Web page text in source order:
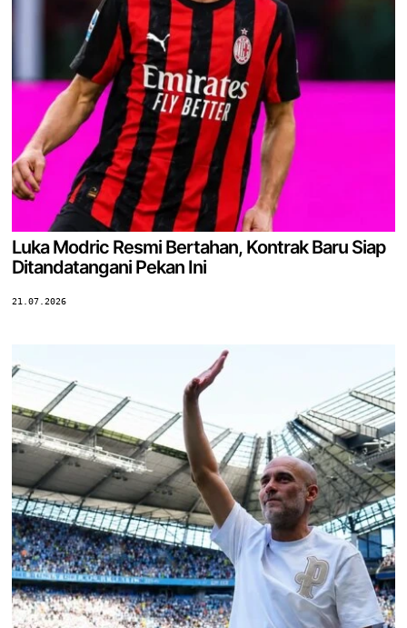
Luka Modric Resmi Bertahan, Kontrak Baru Siap
Ditandatangani Pekan Ini
21.07.2026